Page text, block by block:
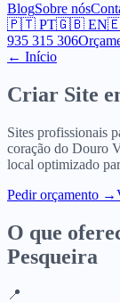
BlogSobre nós
🇵🇹 PT🇬🇧 EN
935 315 306
← Início
Criar Site
Sites profissionais
coração do Douro
local optimizado
Pedir orçamento →
O que
Pesqueira
📍